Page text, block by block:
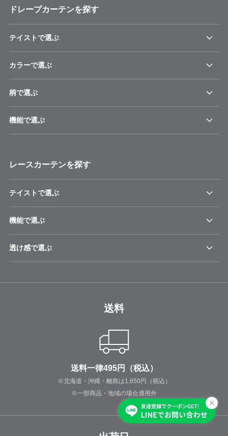
ドレープカーテンを探す
テイストで選ぶ
カラーで選ぶ
柄で選ぶ
機能で選ぶ
レースカーテンを探す
テイストで選ぶ
機能で選ぶ
透け感で選ぶ
送料
送料一律495円（税込）
※北海道・沖縄・離島は1,650円（税込）
※一部商品・地域の場合適用外